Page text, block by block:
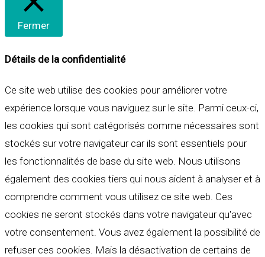
Fermer
Détails de la confidentialité
Ce site web utilise des cookies pour améliorer votre
expérience lorsque vous naviguez sur le site. Parmi ceux-ci,
les cookies qui sont catégorisés comme nécessaires sont
stockés sur votre navigateur car ils sont essentiels pour
les fonctionnalités de base du site web. Nous utilisons
également des cookies tiers qui nous aident à analyser et à
comprendre comment vous utilisez ce site web. Ces
cookies ne seront stockés dans votre navigateur qu'avec
votre consentement. Vous avez également la possibilité de
refuser ces cookies. Mais la désactivation de certains de